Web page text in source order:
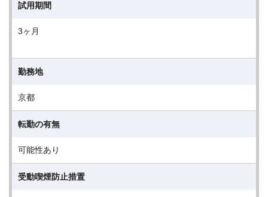
試用期間
3ヶ月
勤務地
京都
転勤の有無
可能性あり
受動喫煙防止措置